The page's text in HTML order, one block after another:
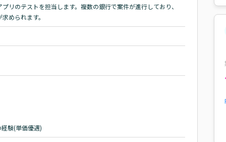
リのテストを担当します。複数の銀行で案件が進行しており、
められます。
験(単価優遇)